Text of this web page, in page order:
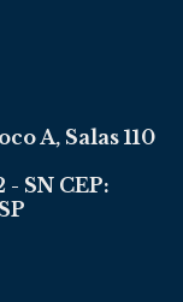
A, Salas 110
SN CEP: